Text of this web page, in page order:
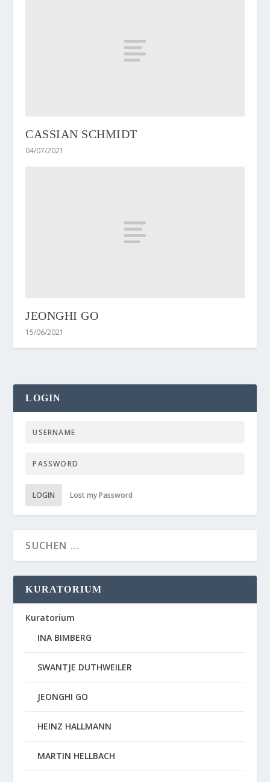
CASSIAN SCHMIDT
04/07/2021
JEONGHI GO
15/06/2021
LOGIN
LOGIN Lost my Password
KURATORIUM
Kuratorium
INA BIMBERG
SWANTJE DUTHWEILER
JEONGHI GO
HEINZ HALLMANN
MARTIN HELLBACH